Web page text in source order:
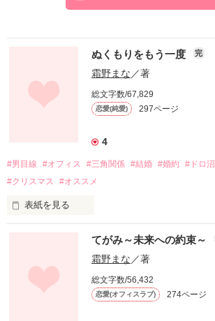
ぬくもりをもう一度 完
霜野まな／著
総文字数/67,829
恋愛(純愛) 297ページ
4
#男目線 #オフィス #三角関係 #結婚 #婚約 #ドロ沼
#クリスマス
#オススメ
表紙を見る
大学生時代の彼女を
未だ忘れられずにいる、
仕事一筋な冴えない独身男。
てがみ～未来への約束～
霜野まな／著
総文字数/56,432
恋愛(オフィスラブ) 274ページ